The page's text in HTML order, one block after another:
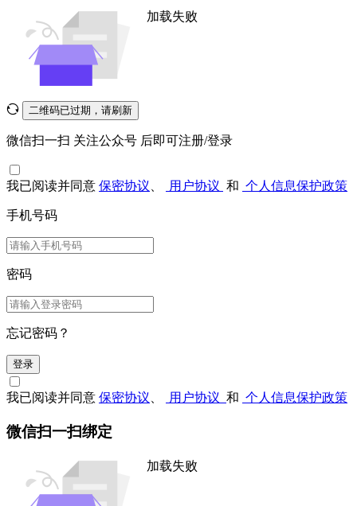
加载失败
二维码已过期，请刷新
微信扫一扫 关注公众号 后即可注册/登录
我已阅读并同意 保密协议 用户协议 和 个人信息保护政策
手机号码
密码
忘记密码？
登录
我已阅读并同意 保密协议 用户协议 和 个人信息保护政策
微信扫一扫绑定
加载失败